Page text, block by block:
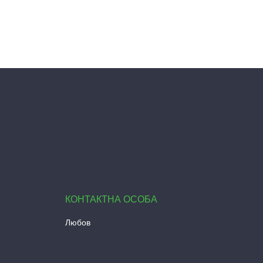
Любов